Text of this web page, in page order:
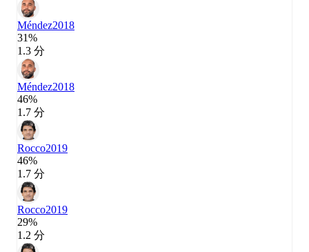
Méndez2018
31%
1.3 分
Méndez2018
46%
1.7 分
Rocco2019
46%
1.7 分
Rocco2019
29%
1.2 分